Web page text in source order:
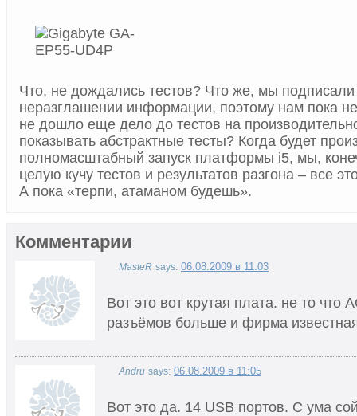
Что, не дождались тестов? Что же, мы
неразглашении информации, поэтому нам пока
не дошло еще дело до тестов на
показывать абстрактные тесты? Когда будет
полномасштабный запуск платформы i5, мы,
целую кучу тестов и результатов разгона – все
А пока «терпи, атаманом будешь».
Комментарии
MasteR says: 06.08.2009 в 11:03
Вот это вот крутая плата. не то что
разъёмов больше и фирма
Andru says: 06.08.2009 в 11:05
Вот это да. 14 USB портов. С ума